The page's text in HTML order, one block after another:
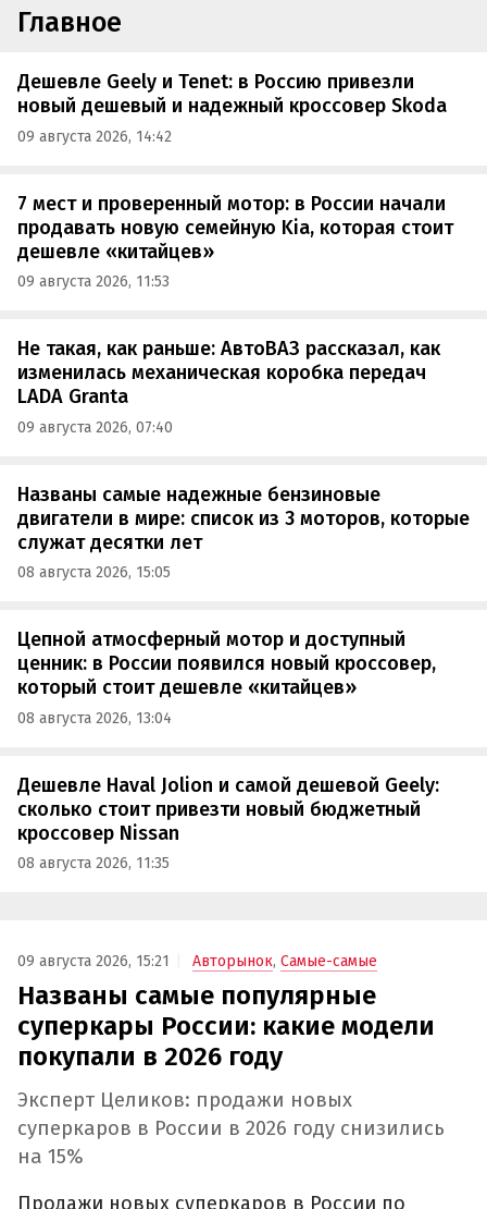
Главное
Дешевле Geely и Tenet: в Россию привезли
новый дешевый и надежный кроссовер Skoda
09 августа 2026, 14:42
7 мест и проверенный мотор: в России начали
продавать новую семейную Kia, которая стоит
дешевле «китайцев»
09 августа 2026, 11:53
Не такая, как раньше: АвтоВАЗ рассказал, как
изменилась механическая коробка передач
LADA Granta
09 августа 2026, 07:40
Названы самые надежные бензиновые
двигатели в мире: список из 3 моторов, которые
служат десятки лет
08 августа 2026, 15:05
Цепной атмосферный мотор и доступный
ценник: в России появился новый кроссовер,
который стоит дешевле «китайцев»
08 августа 2026, 13:04
Дешевле Haval Jolion и самой дешевой Geely:
сколько стоит привезти новый бюджетный
кроссовер Nissan
08 августа 2026, 11:35
09 августа 2026, 15:21 Авторынок, Самые-самые
Названы самые популярные
суперкары России: какие модели
покупали в 2026 году
Эксперт Целиков: продажи новых
суперкаров в России в 2026 году снизились
на 15%
Продажи новых суперкаров в России по